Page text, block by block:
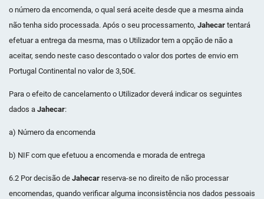
o número da encomenda, o qual será aceite desde que a mesma ainda
não tenha sido processada. Após o seu processamento, Jahecar tentará
efetuar a entrega da mesma, mas o Utilizador tem a opção de não a
aceitar, sendo neste caso descontado o valor dos portes de envio em
Portugal Continental no valor de 3,50€.
Para o efeito de cancelamento o Utilizador deverá indicar os seguintes
dados a Jahecar:
a) Número da encomenda
b) NIF com que efetuou a encomenda e morada de entrega
6.2 Por decisão deJahecarreserva-se no direito de não processar
encomendas, quando verificar alguma inconsistência nos dados pessoais